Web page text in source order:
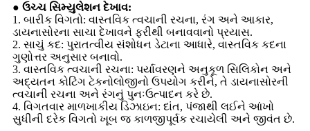
● ઉચ્ચ સિમ્યુલેશન દેખાવ:
1. બારીક વિગતો: વાસ્તવિક ત્વચાની રચના, રંગ અને આકાર,
ડાયનાસોરના સાચા દેખાવને ફરીથી બનાવવાનો પ્રયાસ.
2. સાચું કદ: પુરાતત્વીય સંશોધન ડેટાના આધારે, વાસ્તવિક કદના
ગુણોત્તર અનુસાર બનાવો.
3. વાસ્તવિક ત્વચાની રચના: પર્યાવરણને અનુકૂળ સિલિકોન અને
અદ્યતન કોટિંગ ટેકનોલોજીનો ઉપયોગ કરીને, તે ડાયનાસોરની
ત્વચાની રચના અને રંગનું પુનઃઉત્પાદન કરે છે.
4. વિગતવાર માળખાકીય ડિઝાઇન: દાંત, પંજાથી લઈને આંખો
સુધીની દરેક વિગતો ખૂબ જ કાળજીપૂર્વક રચાયેલી અને જીવંત છે.